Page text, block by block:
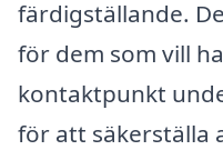
färdigställande.
för dem som vill
kontaktpunkt
för att säkerställa